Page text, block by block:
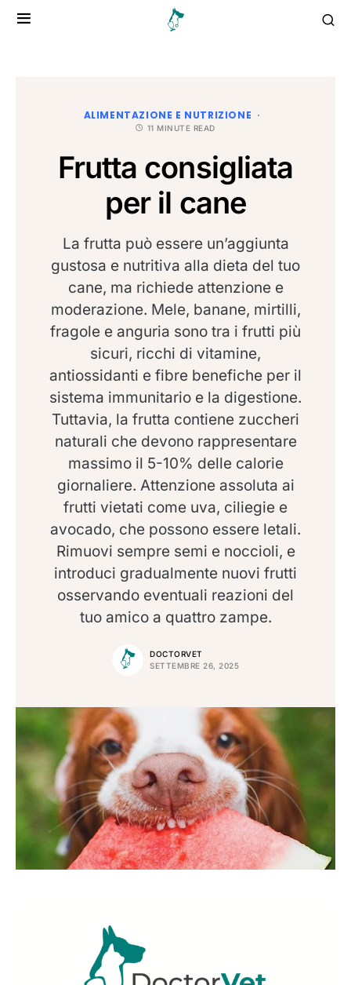
ALIMENTAZIONE E NUTRIZIONE
11 MINUTE READ
Frutta consigliata
per il cane
La frutta può essere un’aggiunta
gustosa e nutritiva alla dieta del tuo
cane, ma richiede attenzione e
moderazione. Mele, banane, mirtilli,
fragole e anguria sono tra i frutti più
sicuri, ricchi di vitamine,
antiossidanti e fibre benefiche per il
sistema immunitario e la digestione.
Tuttavia, la frutta contiene zuccheri
naturali che devono rappresentare
massimo il 5-10% delle calorie
giornaliere. Attenzione assoluta ai
frutti vietati come uva, ciliegie e
avocado, che possono essere letali.
Rimuovi sempre semi e noccioli, e
introduci gradualmente nuovi frutti
osservando eventuali reazioni del
tuo amico a quattro zampe.
DOCTORVET
SETTEMBRE 26, 2025